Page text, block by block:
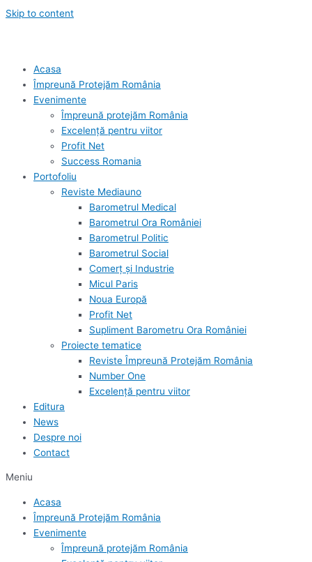
Skip to content
Acasa
Împreună Protejăm România
Evenimente
Împreună protejăm România
Excelență pentru viitor
Profit Net
Success Romania
Portofoliu
Reviste Mediauno
Barometrul Medical
Barometrul Ora României
Barometrul Politic
Barometrul Social
Comerț și Industrie
Micul Paris
Noua Europă
Profit Net
Supliment Barometru Ora României
Proiecte tematice
Reviste Împreună Protejăm România
Number One
Excelență pentru viitor
Editura
News
Despre noi
Contact
Meniu
Acasa
Împreună Protejăm România
Evenimente
Împreună protejăm România